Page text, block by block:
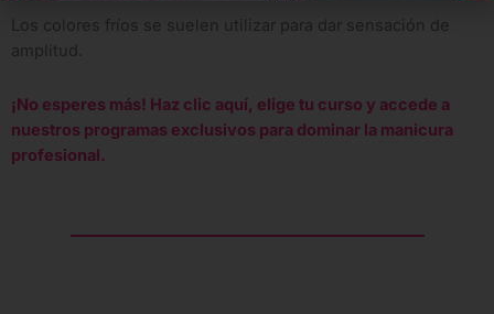
Los colores fríos se suelen utilizar para dar sensación de
amplitud.
¡No esperes más! Haz clic aquí, elige tu curso y accede a
nuestros programas exclusivos para dominar la manicura
profesional.